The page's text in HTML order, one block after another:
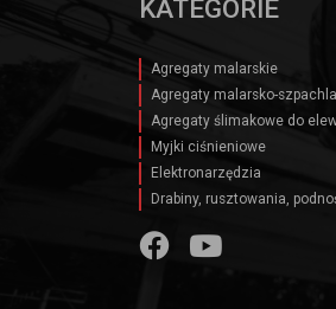
KATEGORIE
Agregaty malarskie
Agregaty malarsko-
Agregaty ślimakowe do
Myjki ciśnieniowe
Elektronarzędzia
Drabiny, rusztowania,